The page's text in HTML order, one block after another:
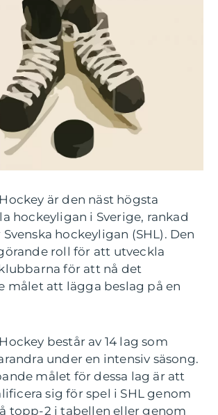
är den näst högsta
hockeyligan i Sverige, rankad
hockeyligan (SHL). Den
roll för att utveckla
för att nå det
målet att lägga beslag på en
består av 14 lag som
under en intensiv säsong.
målet för dessa lag är att
sig för spel i SHL genom
topp-2 i tabellen eller genom